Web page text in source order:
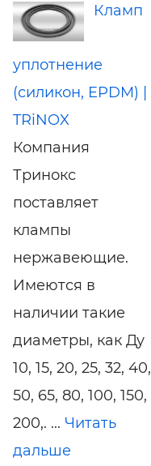
Кламп
уплотнение
(силикон, EPDM) |
TRiNOX
Компания
Тринокс
поставляет
клампы
нержавеющие.
Имеются в
наличии такие
диаметры, как Ду
10, 15, 20, 25, 32, 40,
50, 65, 80, 100, 150,
200,. ... Читать
дальше